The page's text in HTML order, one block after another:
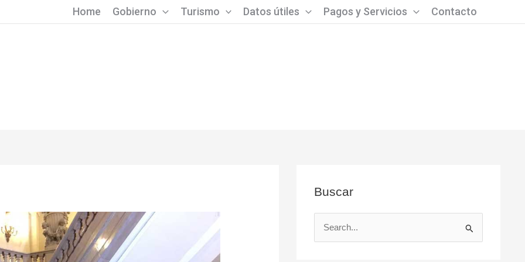
Home Gobierno Turismo Datos útiles Pagos y Servicios Contacto
Buscar